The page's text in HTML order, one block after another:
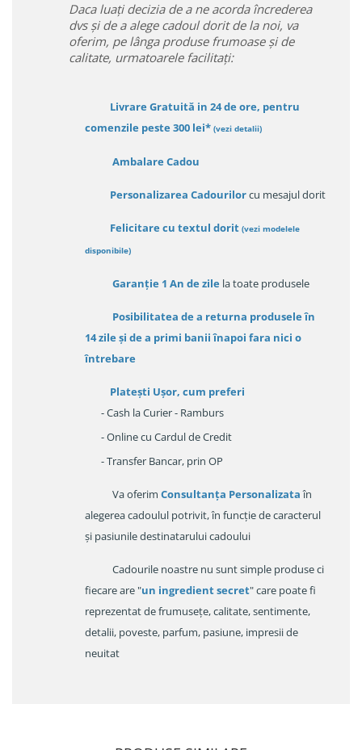
Daca luați decizia de a ne acorda încrederea
dvs și de a alege cadoul dorit de la noi, va
oferim, pe lânga produse frumoase și de
calitate, urmatoarele facilitați:
Livrare Gratuită in 24 de ore, pentru
comenzile peste 300 lei* (vezi detalii)
Ambalare Cadou
Personalizarea Cadourilorcu mesajul dorit
Felicitare cu textul dorit (vezi modelele
disponibile)
Garanție 1 An de zile la toate produsele
Posibilitatea de a returna produsele în
14 zileși de a primi banii înapoi fara nici o
întrebare
Platești Ușor, cum preferi
- Cash la Curier - Ramburs
- Online cu Cardul de Credit
- Transfer Bancar, prin OP
Va oferim Consultanța Personalizataîn
alegerea cadoulul potrivit, în funcție de caracterul
și pasiunile destinatarului cadoului
Cadourile noastre nu sunt simple produse ci
fiecare are "un ingredient secret" care poate fi
reprezentat de frumusețe, calitate, sentimente,
detalii, poveste, parfum, pasiune, impresii de
neuitat